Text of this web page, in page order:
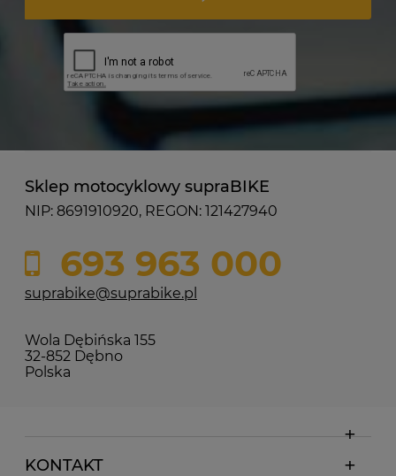
Sklep motocyklowy supraBIKE
NIP: 8691910920, REGON: 121427940
693 963 000
suprabike@suprabike.pl
Wola Dębińska 155
32-852 Dębno
Polska
KONTAKT